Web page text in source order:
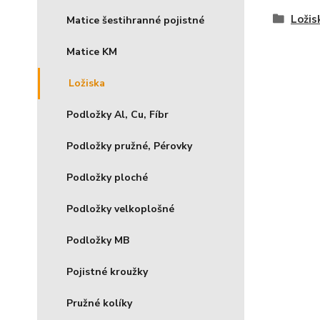
Matice šestihranné pojistné
Matice KM
Ložiska
Podložky Al, Cu, Fíbr
Podložky pružné, Pérovky
Podložky ploché
Podložky velkoplošné
Podložky MB
Pojistné kroužky
Pružné kolíky